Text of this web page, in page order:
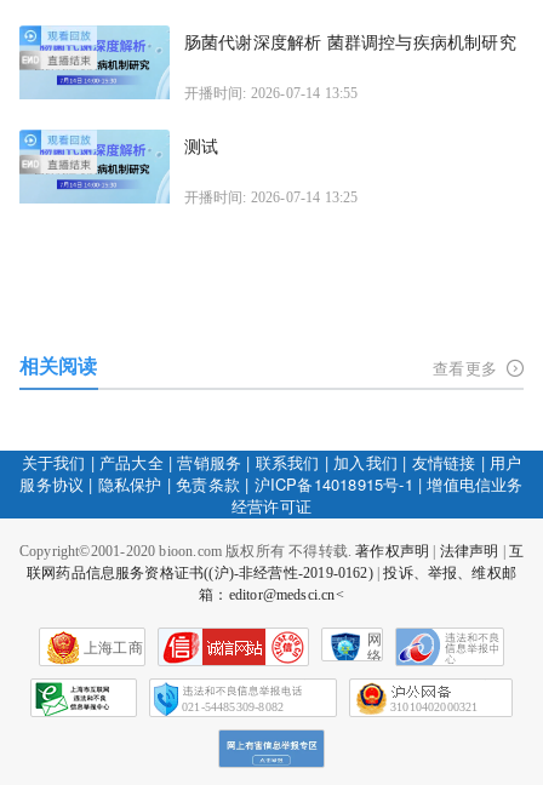
肠菌代谢深度解析 菌群调控与疾病机制研究
开播时间: 2026-07-14 13:55
测试
开播时间: 2026-07-14 13:25
相关阅读 查看更多
关于我们 | 产品大全|营销服务 | 联系我们 | 加入我们 | 友情链接 | 用户
服务协议 | 隐私保护 |免责条款 | 沪ICP备14018915号-1 |增值电信业务
经营许可证
Copyright©2001-2020 bioon.com 版权所有 不得转载.著作权声明 法律声明
互
联网药品信息服务资格证书((沪)-非经营性-2019-0162)|投诉、举报、维权邮
箱：editor@medsci.cn<
上海工商
网
络
会
征
021-54485309-8082 31010402000321